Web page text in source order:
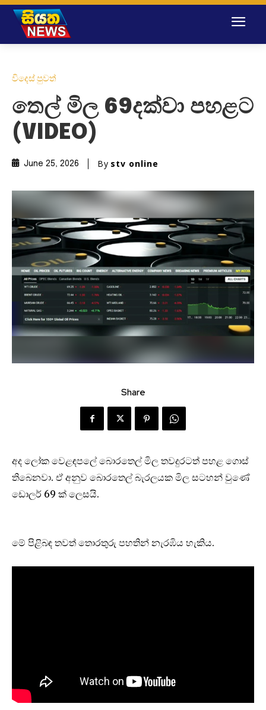
විදෙස් පුවත්
තෙල් මිල 69දක්වා පහළට
(VIDEO)
June 25, 2026 By stv online
Share
අද ලෝක වෙළඳපලේ බොරතෙල් මිල තවදුරටත් පහළ ගොස්
තිබෙනවා. ඒ අනුව බොරතෙල් බැරලයක මිල සටහන් වුණේ
ඩොලර් 69 ක් ලෙසයි.
මේ පිළිබඳ තවත් තොරතුරු පහතින් නැරඹි‍ය හැකිය.